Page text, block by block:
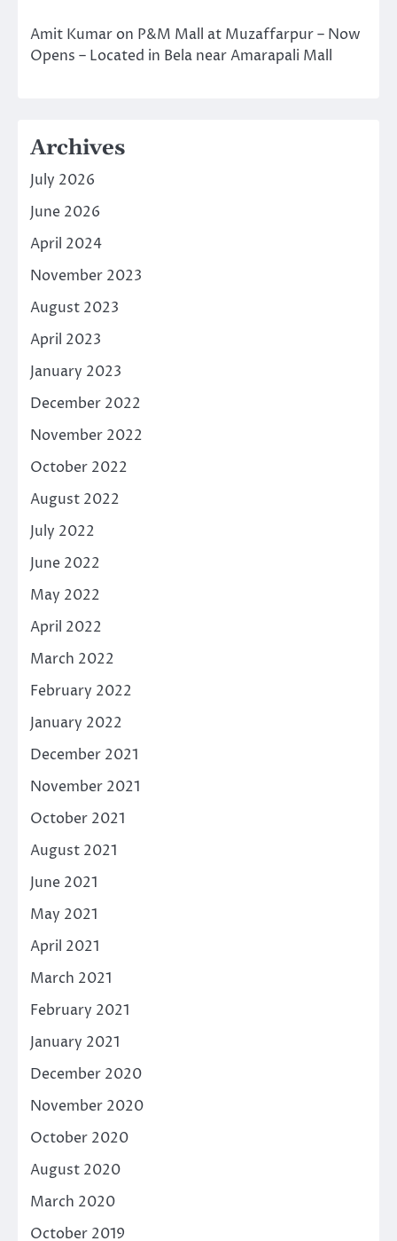
Amit Kumar on P&M Mall at Muzaffarpur – Now
Opens – Located in Bela near Amarapali Mall
Archives
July 2026
June 2026
April 2024
November 2023
August 2023
April 2023
January 2023
December 2022
November 2022
October 2022
August 2022
July 2022
June 2022
May 2022
April 2022
March 2022
February 2022
January 2022
December 2021
November 2021
October 2021
August 2021
June 2021
May 2021
April 2021
March 2021
February 2021
January 2021
December 2020
November 2020
October 2020
August 2020
March 2020
October 2019